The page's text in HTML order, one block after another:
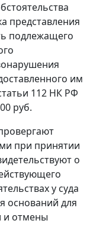
представления
подлежащего
им
112 НК РФ
руб.
при принятии
о
у суда
оснований для
и отмены